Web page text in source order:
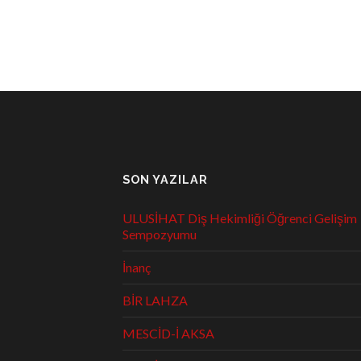
SON YAZILAR
ULUSİHAT Diş Hekimliği Öğrenci Gelişim
Sempozyumu
İnanç
BİR LAHZA
MESCİD-İ AKSA